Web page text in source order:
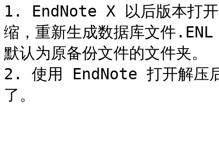
1. EndNote X 以后版本打
缩，重新生成数据库文件
默认为原备份文件的文件夹。
2. 使用 EndNote 打开解压